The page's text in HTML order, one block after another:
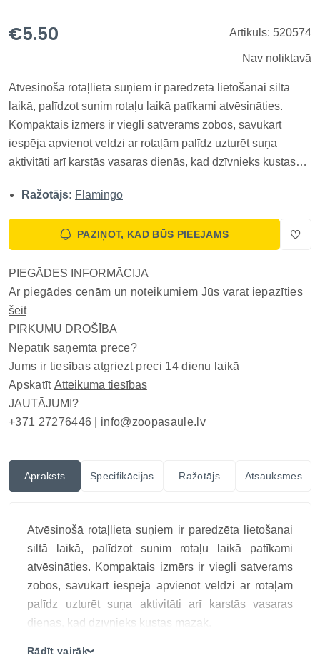
€5.50 Artikuls: 520574
Nav noliktavā
Atvēsinošā rotaļlieta suņiem ir paredzēta lietošanai siltā
laikā, palīdzot sunim rotaļu laikā patīkami atvēsināties.
Kompaktais izmērs ir viegli satverams zobos, savukārt
iespēja apvienot veldzi ar rotaļām palīdz uzturēt suņa
aktivitāti arī karstās vasaras dienās, kad dzīvnieks kustas
suņiem Snowy ir kompakts un efektīvs risinājums, kas
nodrošina gan...
Ražotājs: Flamingo
PAZIŅOT, KAD BŪS PIEEJAMS
PIEGĀDES INFORMĀCIJA
Ar piegādes cenām un noteikumiem Jūs varat iepazīties
šeit
PIRKUMU DROŠĪBA
Nepatīk saņemta prece?
Jums ir tiesības atgriezt preci 14 dienu laikā
Apskatīt Atteikuma tiesības
JAUTĀJUMI?
+371 27276446 | info@zoopasaule.lv
Apraksts Specifikācijas Ražotājs Atsauksmes
Atvēsinošā rotaļlieta suņiem ir paredzēta lietošanai
siltā laikā, palīdzot sunim rotaļu laikā patīkami
atvēsināties. Kompaktais izmērs ir viegli satverams
zobos, savukārt iespēja apvienot veldzi ar rotaļām
palīdz uzturēt suņa aktivitāti arī karstās vasaras
dienās, kad dzīvnieks kustas mazāk.
Rādīt vairāk❯